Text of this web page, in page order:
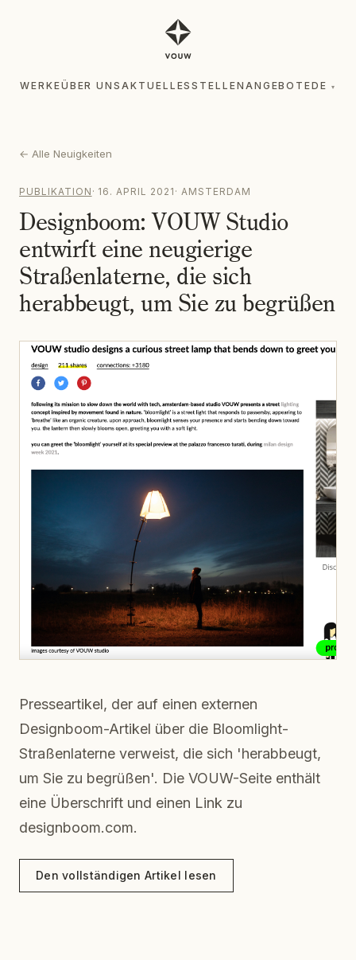
WERKEÜBER UNSAKTUELLESSTELLENANGEBOTEDE ▾
← Alle Neuigkeiten
PUBLIKATION · 16. APRIL 2021 · AMSTERDAM
Designboom: VOUW Studio
entwirft eine neugierige
Straßenlaterne, die sich
herabbeugt, um Sie zu begrüßen
Presseartikel, der auf einen externen
Designboom-Artikel über die Bloomlight-
Straßenlaterne verweist, die sich 'herabbeugt,
um Sie zu begrüßen'. Die VOUW-Seite enthält
eine Überschrift und einen Link zu
designboom.com.
Den vollständigen Artikel lesen